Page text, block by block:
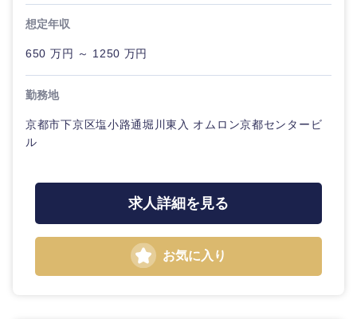
技術職
Webサー
ム
ル
メディカル
不動産専門職
建設・施工管理
IT・通信
コンサル・シンクタンク
マスメディア
エンターテイメント
新潟県 富山県
想定年収
650 万円 ～ 1250 万円
勤務地
京都市下京区塩小路通堀川東入 オムロン京都センタービ
ル
求人詳細を見る
お気に入り